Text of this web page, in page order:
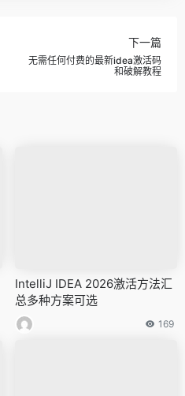
下一篇
无需任何付费的最新idea激活码
和破解教程
IntelliJ IDEA 2026激活方法汇
总多种方案可选
169